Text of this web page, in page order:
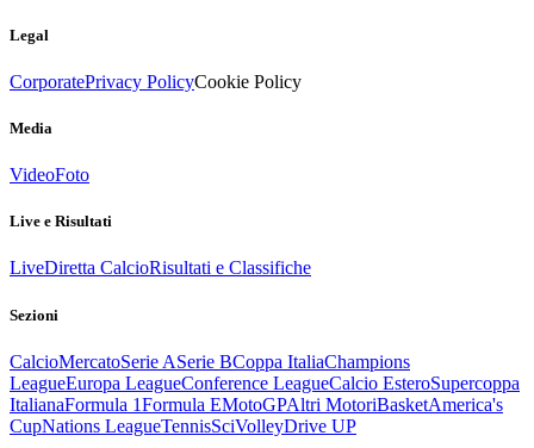
Legal
CorporatePrivacy PolicyCookie Policy
Media
VideoFoto
Live e Risultati
LiveDiretta CalcioRisultati e Classifiche
Sezioni
CalcioMercatoSerie ASerie BCoppa ItaliaChampions
LeagueEuropa LeagueConference LeagueCalcio EsteroSupercoppa
ItalianaFormula 1Formula EMotoGPAltri MotoriBasketAmerica's
CupNations LeagueTennisSciVolleyDrive UP